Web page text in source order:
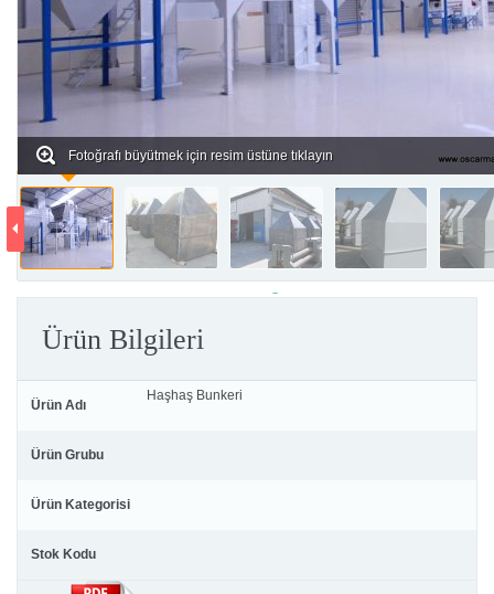
Fotoğrafı büyütmek için resim üstüne tıklayın
Ürün Bilgileri
Ürün Adı
Haşhaş Bunkeri
Ürün Grubu
Ürün Kategorisi
Stok Kodu